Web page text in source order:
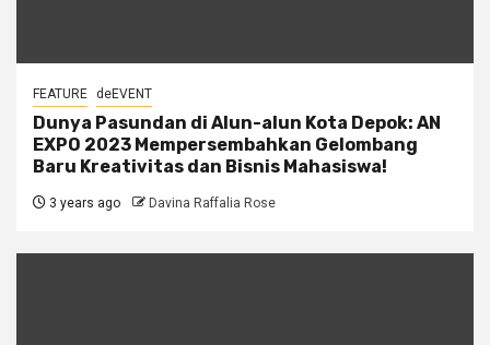
FEATURE deEVENT
Dunya Pasundan di Alun-alun Kota Depok: AN
EXPO 2023 Mempersembahkan Gelombang
Baru Kreativitas dan Bisnis Mahasiswa!
3 years ago Davina Raffalia Rose